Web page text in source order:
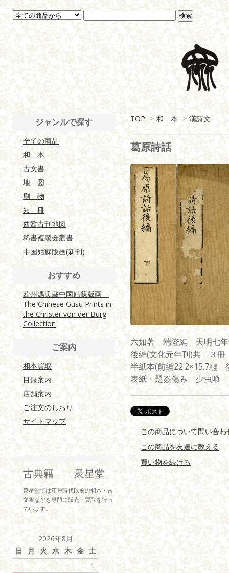
TOP > 和 本 > 漢詩文
葛原詩話
六如著 端隆編 天明七
後編(文化元年刊)共 ３冊
半紙本(前編22.2×15.7糎
表紙・題簽傷み 少虫喰
この商品について問い合わ
この商品を友達に教える
買い物を続ける
ジャンルで探す
全ての商品
和 本
古文書
地 図
刷 物
短 冊
西欧古刊地図
稀書複製会叢書
中国姑蘇版画(新刊)
おすすめ
欧州馮氏蔵中国姑蘇版画
The Chinese Gusu Prints in
the Christer von der Burg
Collection
ご案内
和本買取
目録案内
店舗案内
ご注文のしおり
サイトマップ
古典籍 衆星堂
衆星堂では江戸時代以前の和本・古
文書などを専門に販売・買取を行っ
ています。
2026年8月
日 月 火 水 木 金 土
1